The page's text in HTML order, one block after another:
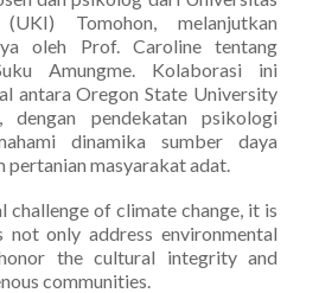
Tomohon, melanjutkan
oleh Prof. Caroline tentang
Amungme. Kolaborasi ini
antara Oregon State University
dengan pendekatan psikologi
dinamika sumber daya
pertanian masyarakat adat.
challenge of climate change, it is
not only address environmental
the cultural integrity and
communities.